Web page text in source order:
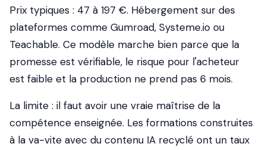
Prix typiques : 47 à 197 €. Hébergement sur des
plateformes comme Gumroad, Systeme.io ou
Teachable. Ce modèle marche bien parce que la
promesse est vérifiable, le risque pour l'acheteur
est faible et la production ne prend pas 6 mois.
La limite : il faut avoir une vraie maîtrise de la
compétence enseignée. Les formations construites
à la va-vite avec du contenu IA recyclé ont un taux